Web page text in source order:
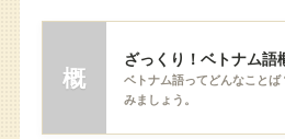
概
ざっくり！ベトナム語
ベトナム語ってどんなこと
みましょう。